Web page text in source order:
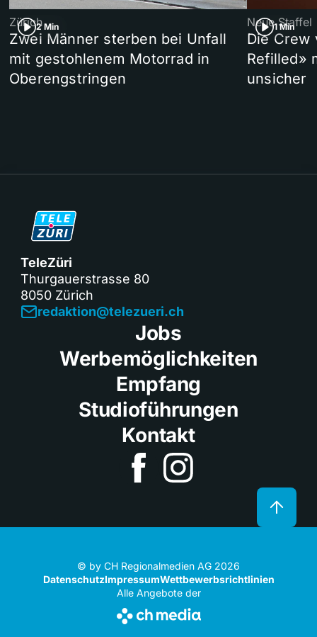
2 Min
Zürich
Zwei Männer sterben bei Unfall
mit gestohlenem Motorrad in
Oberengstringen
1 Min
Neue Staffel
Die Crew
Refilled»
unsicher
TeleZüri
Thurgauerstrasse 80
8050 Zürich
redaktion@telezueri.ch
Jobs
Werbemöglichkeiten
Empfang
Studioführungen
Kontakt
© by CH Regionalmedien AG 2026
DatenschutzImpressumWettbewerbsrichtlinien
Alle Angebote der